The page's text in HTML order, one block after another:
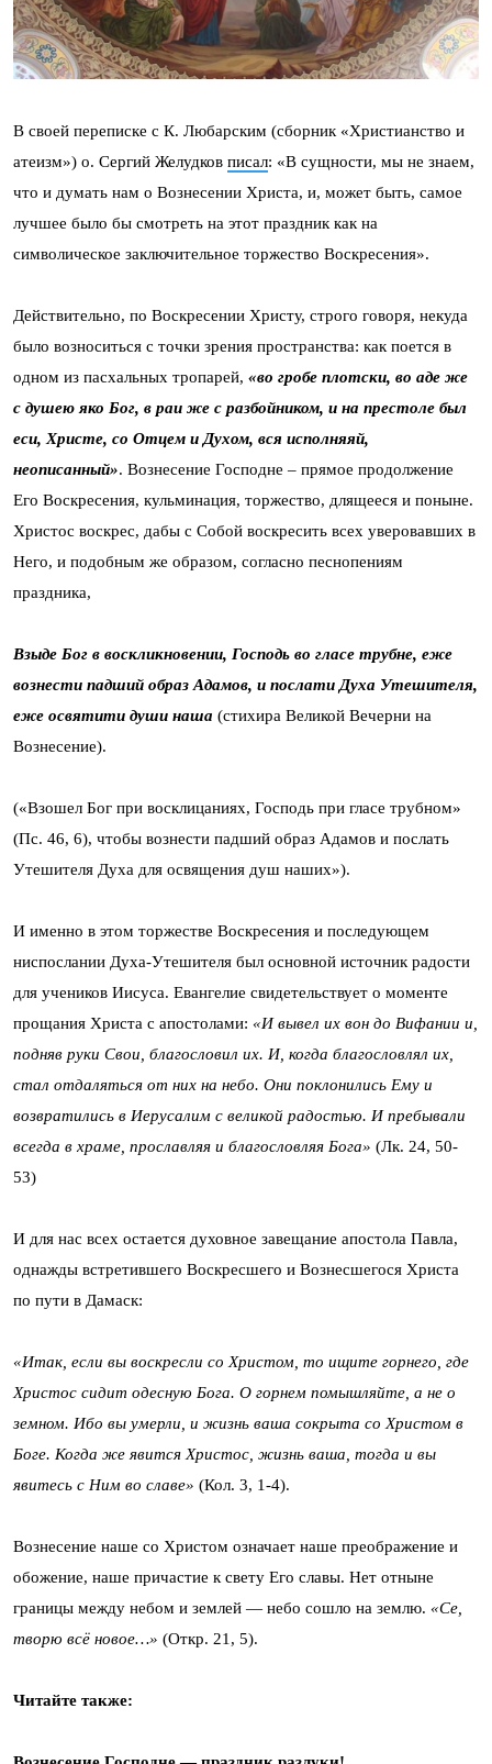
В своей переписке с К. Любарским (сборник «Христианство и
атеизм») о. Сергий Желудков писал: «В сущности, мы не знаем,
что и думать нам о Вознесении Христа, и, может быть, самое
лучшее было бы смотреть на этот праздник как на
символическое заключительное торжество Воскресения».
Действительно, по Воскресении Христу, строго говоря, некуда
было возноситься с точки зрения пространства: как поется в
одном из пасхальных тропарей, «во гробе плотски, во аде же
с душею яко Бог, в раи же с разбойником, и на престоле был
еси, Христе, со Отцем и Духом, вся исполняяй,
неописанный». Вознесение Господне – прямое продолжение
Его Воскресения, кульминация, торжество, длящееся и поныне.
Христос воскрес, дабы с Собой воскресить всех уверовавших в
Него, и подобным же образом, согласно песнопениям
праздника,
Взыде Бог в воскликновении, Господь во гласе трубне, еже
вознести падший образ Адамов, и послати Духа Утешителя,
еже освятити души наша (стихира Великой Вечерни на
Вознесение).
(«Взошел Бог при восклицаниях, Господь при гласе трубном»
(Пс. 46, 6), чтобы вознести падший образ Адамов и послать
Утешителя Духа для освящения душ наших»).
И именно в этом торжестве Воскресения и последующем
ниспослании Духа-Утешителя был основной источник радости
для учеников Иисуса. Евангелие свидетельствует о моменте
прощания Христа с апостолами: «И вывел их вон до Вифании и,
подняв руки Свои, благословил их. И, когда благословлял их,
стал отдаляться от них на небо. Они поклонились Ему и
возвратились в Иерусалим с великой радостью. И пребывали
всегда в храме, прославляя и благословляя Бога» (Лк. 24, 50-
53)
И для нас всех остается духовное завещание апостола Павла,
однажды встретившего Воскресшего и Вознесшегося Христа
по пути в Дамаск:
«Итак, если вы воскресли со Христом, то ищите горнего, где
Христос сидит одесную Бога. О горнем помышляйте, а не о
земном. Ибо вы умерли, и жизнь ваша сокрыта со Христом в
Боге. Когда же явится Христос, жизнь ваша, тогда и вы
явитесь с Ним во славе» (Кол. 3, 1-4).
Вознесение наше со Христом означает наше преображение и
обожение, наше причастие к свету Его славы. Нет отныне
границы между небом и землей — небо сошло на землю. «Се,
творю всё новое…» (Откр. 21, 5).
Читайте также: